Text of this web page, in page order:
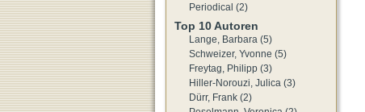
Periodical (2)
Top 10 Autoren
Lange, Barbara (5)
Schweizer, Yvonne (5)
Freytag, Philipp (3)
Hiller-Norouzi, Julica (3)
Dürr, Frank (2)